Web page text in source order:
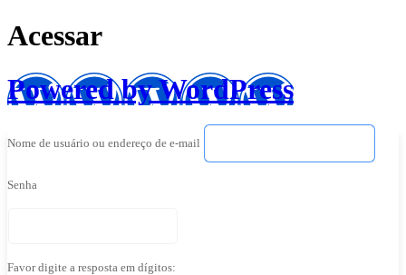
Acessar
Powered by WordPress
Nome de usuário ou endereço de e-mail
Senha
Favor digite a resposta em dígitos: